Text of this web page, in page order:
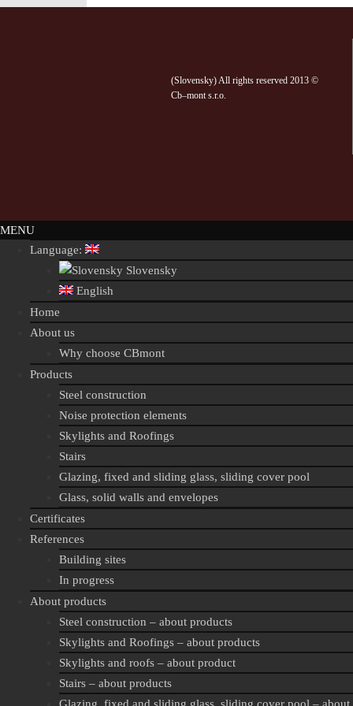
(Slovensky) All rights reserved 2013 ©
Cb–mont s.r.o.
MENU
Language:
Slovensky
English
Home
About us
Why choose CBmont
Products
Steel construction
Noise protection elements
Skylights and Roofings
Stairs
Glazing, fixed and sliding glass, sliding cover pool
Glass, solid walls and envelopes
Certificates
References
Building sites
In progress
About products
Steel construction – about products
Skylights and Roofings – about products
Skylights and roofs – about product
Stairs – about products